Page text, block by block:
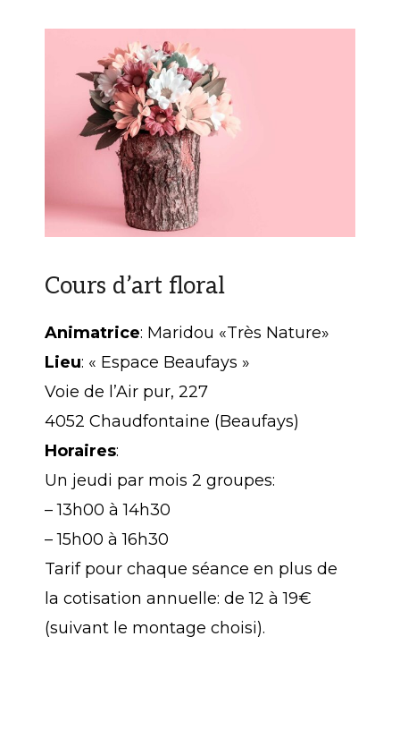
Cours d’art floral
Animatrice: Maridou «Très Nature»
Lieu: « Espace Beaufays »
Voie de l’Air pur, 227
4052 Chaudfontaine (Beaufays)
Horaires:
Un jeudi par mois 2 groupes:
– 13h00 à 14h30
– 15h00 à 16h30
Tarif pour chaque séance en plus de
la cotisation annuelle: de 12 à 19€
(suivant le montage choisi).